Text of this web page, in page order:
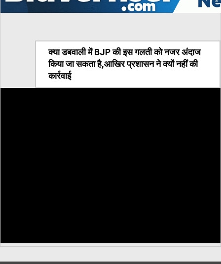
क्या डबवाली में BJP की इस गलती को नजर अंदाज
किया जा सकता है,आखिर प्रशासन ने क्यों नहीं की
कार्रवाई